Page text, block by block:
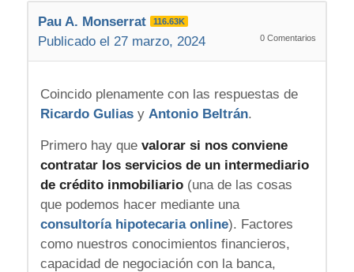
Pau A. Monserrat 116.63K
Publicado el 27 marzo, 2024 0 Comentarios
Coincido plenamente con las respuestas de
Ricardo Guliasy Antonio Beltrán.
Primero hay que valorar si nos conviene
contratar los servicios de un intermediario
de crédito inmobiliario(una de las cosas
que podemos hacer mediante una
consultoría hipotecaria online). Factores
como nuestros conocimientos financieros,
capacidad de negociación con la banca,